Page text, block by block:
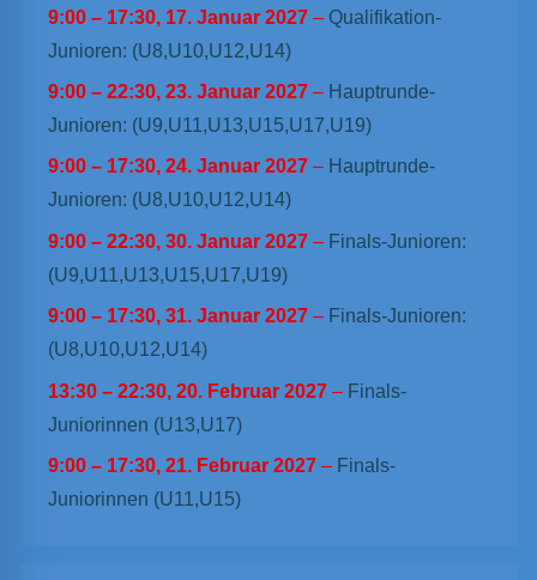
9:00 – 17:30, 17. Januar 2027 – Qualifikation-
Junioren: (U8,U10,U12,U14)
9:00 – 22:30, 23. Januar 2027 – Hauptrunde-
Junioren: (U9,U11,U13,U15,U17,U19)
9:00 – 17:30, 24. Januar 2027 – Hauptrunde-
Junioren: (U8,U10,U12,U14)
9:00 – 22:30, 30. Januar 2027 – Finals-Junioren:
(U9,U11,U13,U15,U17,U19)
9:00 – 17:30, 31. Januar 2027 – Finals-Junioren:
(U8,U10,U12,U14)
13:30 – 22:30, 20. Februar 2027 – Finals-
Juniorinnen (U13,U17)
9:00 – 17:30, 21. Februar 2027 – Finals-
Juniorinnen (U11,U15)